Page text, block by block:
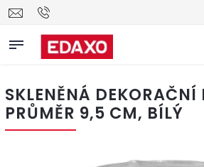
SKLENĚNÁ DEKORAČNÍ
PRŮMĚR 9,5 CM, BÍLÝ